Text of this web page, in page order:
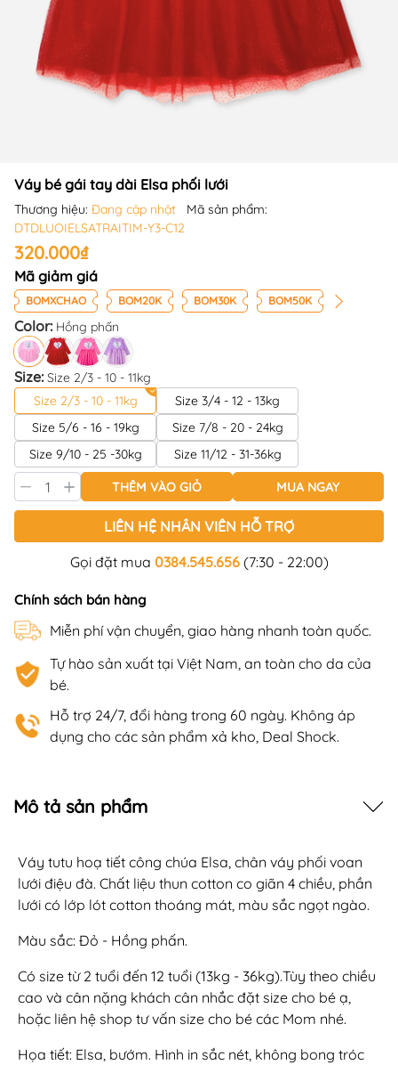
Váy bé gái tay dài Elsa phối lưới
Thương hiệu: Đang cập nhật
Mã sản phẩm:
DTDLUOIELSATRAITIM-Y3-C12
320.000₫
Mã giảm giá
BOMXCHAO BOM20K BOM30K BOM50K
Color: Hồng phấn
Size:Size 2/3 - 10 - 11kg
Size 2/3 - 10 - 11kg
Size 3/4 - 12 - 13kg
Size 5/6 - 16 - 19kg
Size 7/8 - 20 - 24kg
Size 9/10 - 25 -30kg
Size 11/12 - 31-36kg
THÊM VÀO GIỎ MUA NGAY
LIÊN HỆ NHÂN VIÊN HỖ TRỢ
Gọi đặt mua 0384.545.656(7:30 - 22:00)
Chính sách bán hàng
Miễn phí vận chuyển, giao hàng nhanh toàn quốc.
Tự hào sản xuất tại Việt Nam, an toàn cho da của
bé.
Hỗ trợ 24/7, đổi hàng trong 60 ngày. Không áp
dụng cho các sản phẩm xả kho, Deal Shock.
Mô tả sản phẩm
Váy tutu hoạ tiết công chúa Elsa, chân váy phối voan
lưới điệu đà. Chất liệu thun cotton co giãn 4 chiều, phần
lưới có lớp lót cotton thoáng mát, màu sắc ngọt ngào.
Màu sắc: Đỏ - Hồng phấn.
Có size từ 2 tuổi đến 12 tuổi (13kg - 36kg).Tùy theo chiều
cao và cân nặng khách cân nhắc đặt size cho bé ạ,
hoặc liên hệ shop tư vấn size cho bé các Mom nhé.
Họa tiết: Elsa, bướm. Hình in sắc nét, không bong tróc